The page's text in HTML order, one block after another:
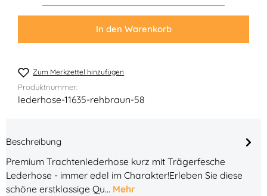
In den Warenkorb
Zum Merkzettel hinzufügen
Produktnummer:
lederhose-11635-rehbraun-58
Beschreibung
Premium Trachtenlederhose kurz mit Trägerfesche
Lederhose - immer edel im Charakter!Erleben Sie diese
schöne erstklassige Qu… Mehr